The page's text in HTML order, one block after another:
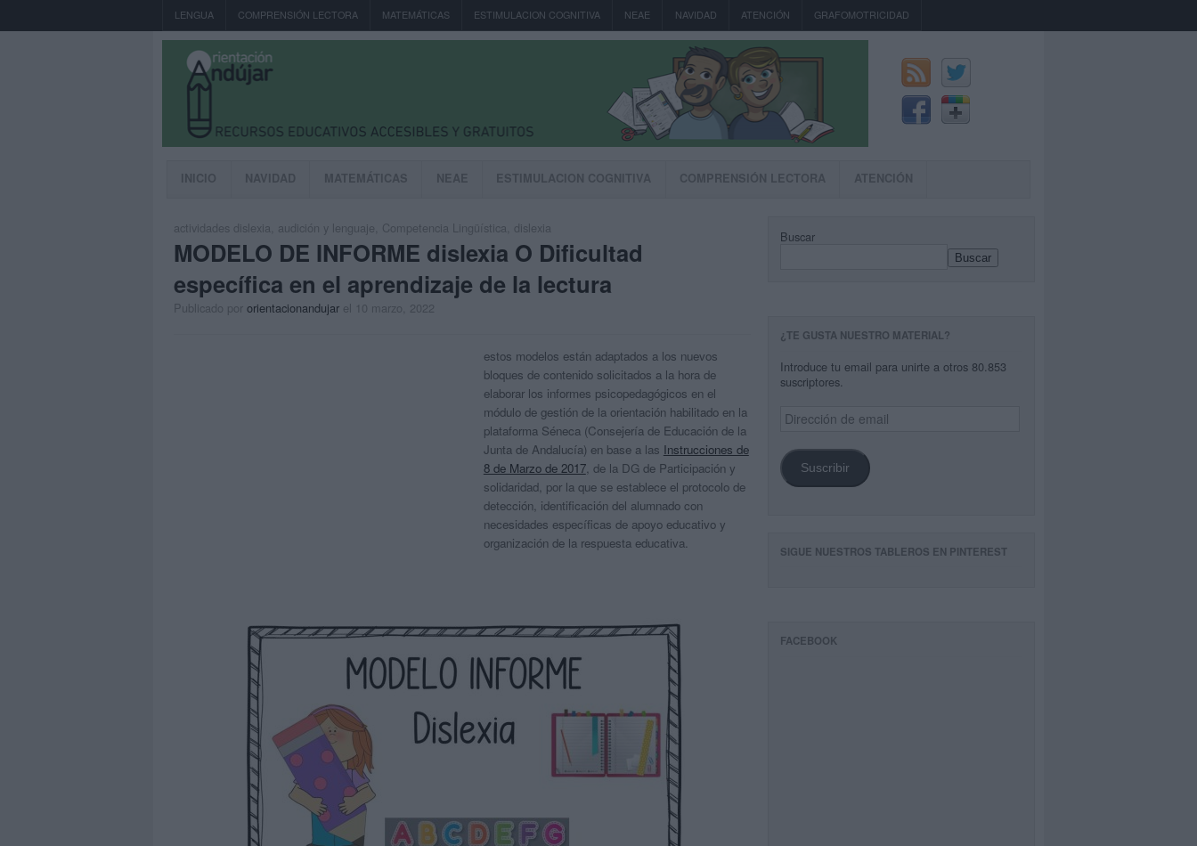
LENGUA COMPRENSIÓN LECTORA MATEMÁTICAS ESTIMULACION COGNITIVA NEAE NAVIDAD ATENCIÓN GRAFOMOTRICIDAD
INICIO NAVIDAD MATEMÁTICAS NEAE ESTIMULACION COGNITIVA COMPRENSIÓN LECTORA ATENCIÓN
actividades dislexia audición y lenguaje Competencia Lingüística dislexia
MODELO DE INFORME dislexia O Dificultad
específica en el aprendizaje de la lectura
Publicado por orientacionandujar el 10 marzo, 2022
estos modelos están adaptados a los nuevos
bloques de contenido solicitados a la hora de
elaborar los informes psicopedagógicos en el
módulo de gestión de la orientación habilitado en la
plataforma Séneca (Consejería de Educación de la
Junta de Andalucía) en base a las Instrucciones de
8 de Marzo de 2017, de la DG de Participación y
solidaridad, por la que se establece el protocolo de
detección, identificación del alumnado con
necesidades específicas de apoyo educativo y
organización de la respuesta educativa.
Buscar
Buscar
¿TE GUSTA NUESTRO MATERIAL?
Introduce tu email para unirte a otros 80.853
suscriptores.
Dirección
de
Suscribir
SIGUE NUESTROS TABLEROS EN PINTEREST
FACEBOOK